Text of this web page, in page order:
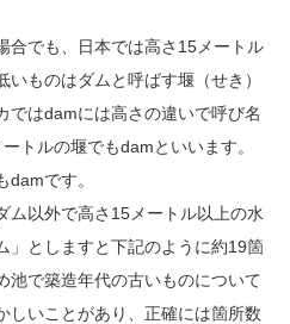
合でも、日本では高さ15メートル
ものはダムと呼ばす堰（せき）
ではdamには高さの違いで呼び名
トルの堰でもdamといいます。
damです。
ム以外で高さ15メートル以上の水
」としますと下記のように約19箇
池で築造年代の古いものについて
しいことがあり、正確には箇所数